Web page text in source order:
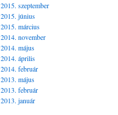
2015. szeptember
2015. június
2015. március
2014. november
2014. május
2014. április
2014. február
2013. május
2013. február
2013. január